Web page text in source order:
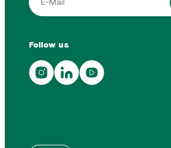
Follow us